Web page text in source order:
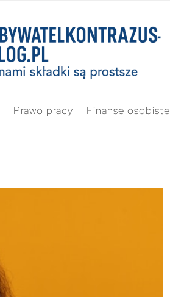
Prawo pracy Finanse osobiste